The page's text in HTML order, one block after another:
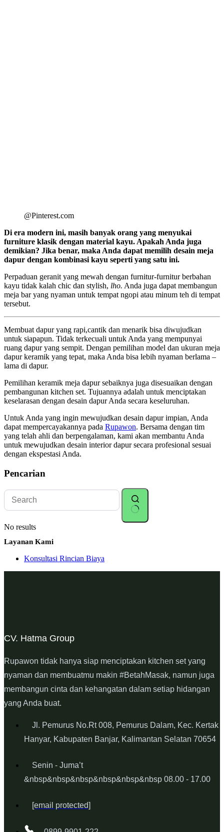
@Pinterest.com
Di era modern ini, masih banyak orang yang menyukai
furniture klasik dengan material kayu. Apakah Anda juga
demikian? Jika benar, maka Anda dapat memilih desain meja
dapur dengan kombinasi kayu seperti yang satu ini.
Perpaduan geranit yang mewah dengan furnitur-furnitur berbahan
kayu tidak kalah chic dan stylish, lho. Anda juga dapat membangun
meja bar yang nyaman untuk tempat ngopi atau minum teh di tempat
tersebut.
Membuat dapur yang rapi,cantik dan menarik bisa diwujudkan
untuk siapapun. Tidak terkecuali untuk Anda yang mempunyai
ruang dapur yang sempit. Dengan pemilihan model dan ukuran meja
dapur keramik yang tepat, maka Anda bisa lebih nyaman berlama –
lama di dapur.
Pemilihan keramik meja dapur sebaiknya juga disesuaikan dengan
pembangunan kitchen set. Tujuannya adalah untuk menciptakan
keselarasan dengan desain dapur Anda secara keseluruhan.
Untuk Anda yang ingin mewujudkan desain dapur impian, Anda
dapat mempercayakannya pada Rupawon. Bersama dengan tim
yang telah ahli dan berpengalaman, kami akan membantu Anda
untuk mewujudkan desain interior dapur secara profesional sesuai
dengan ekspestasi Anda.
Pencarian
No results
Layanan Kami
Konsultasi Rincian Biaya
CV. Hatma Group
Rupawon tidak hanya siap menciptakan kitchen set yang
nyaman dan membuatmu makin #BetahMasak, namun juga
membangun cinta dan kehangatan dalam setiap hidangan
yang Anda buat.
Jl. Pemurus No.Rt 008, Pemurus Dalam, Kec. Kertak
Hanyar, Kabupaten Banjar, Kalimantan Selatan 70654
Senin - Juma’t
&nbsp&nbsp&nbsp&nbsp&nbsp&nbsp 08.00 - 17.00
[email protected]